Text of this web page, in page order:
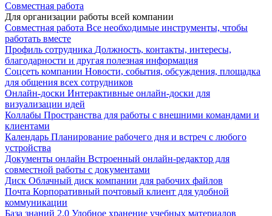
Совместная работа
Для организации работы всей компании
Совместная работа Все необходимые инструменты, чтобы
работать вместе
Профиль сотрудника Должность, контакты, интересы,
благодарности и другая полезная информация
Соцсеть компании Новости, события, обсуждения, площадка
для общения всех сотрудников
Онлайн-доски Интерактивные онлайн-доски для
визуализации идей
Коллабы Пространства для работы с внешними командами и
клиентами
Календарь Планирование рабочего дня и встреч с любого
устройства
Документы онлайн Встроенный онлайн-редактор для
совместной работы с документами
Диск Облачный диск компании для рабочих файлов
Почта Корпоративный почтовый клиент для удобной
коммуникации
База знаний 2.0 Удобное хранение учебных материалов